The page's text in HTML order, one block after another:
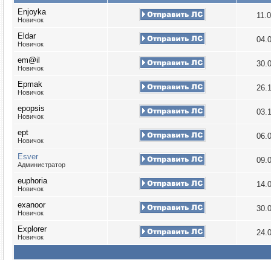
Enjoyka
Новичок
Eldar
Новичок
em@il
Новичок
Epmak
Новичок
epopsis
Новичок
ept
Новичок
Esver
Администратор
euphoria
Новичок
exanoor
Новичок
Explorer
Новичок